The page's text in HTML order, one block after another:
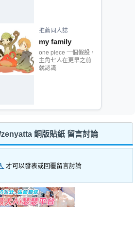
推薦同人誌
my family
one piece 一個假設，
主角七人在更早之前
就認識
銅版貼紙 留言討論
才可以發表或回覆留言討論